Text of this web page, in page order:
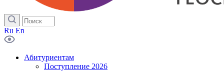
Ru En
Абитуриентам
Поступление 2026